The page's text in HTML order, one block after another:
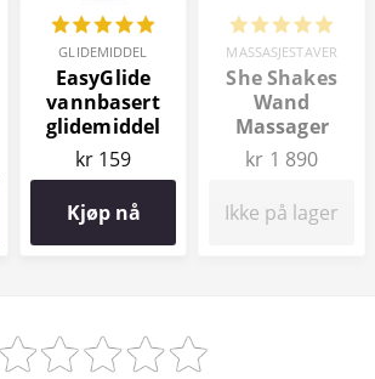
GLIDEMIDDEL
EasyGlide
vannbasert
glidemiddel
150 ml
kr 159
Kjøp nå
MASSASJESTAVER
She Shakes
Wand
Massager
kr 1 890
Ikke på lager